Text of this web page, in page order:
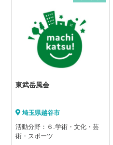
東武岳風会
埼玉県越谷市
活動分野：６.学術・文化・芸
術・スポーツ